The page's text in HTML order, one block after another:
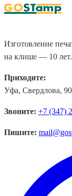
Изготовление
на клише — 10 лет.
Приходите:
Уфа, Свердлова, 90
Звоните: +7 (347)
Пишите: